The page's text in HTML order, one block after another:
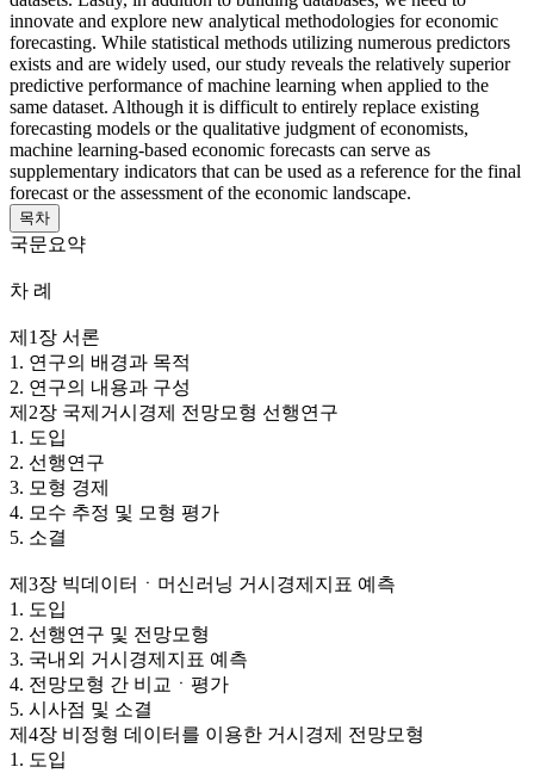
innovate and explore new analytical methodologies for economic
forecasting. While statistical methods utilizing numerous predictors
exists and are widely used, our study reveals the relatively superior
predictive performance of machine learning when applied to the
same dataset. Although it is difficult to entirely replace existing
forecasting models or the qualitative judgment of economists,
machine learning-based economic forecasts can serve as
supplementary indicators that can be used as a reference for the final
forecast or the assessment of the economic landscape.
목차
국문요약
차 례
제1장 서론
1. 연구의 배경과 목적
2. 연구의 내용과 구성
제2장 국제거시경제 전망모형 선행연구
1. 도입
2. 선행연구
3. 모형 경제
4. 모수 추정 및 모형 평가
5. 소결
제3장 빅데이터ㆍ머신러닝 거시경제지표 예측
1. 도입
2. 선행연구 및 전망모형
3. 국내외 거시경제지표 예측
4. 전망모형 간 비교ㆍ평가
5. 시사점 및 소결
제4장 비정형 데이터를 이용한 거시경제 전망모형
1. 도입